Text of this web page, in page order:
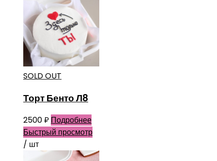
SOLD OUT
Торт Бенто Л8
2500₽ Подробнее
Быстрый просмотр
/ шт